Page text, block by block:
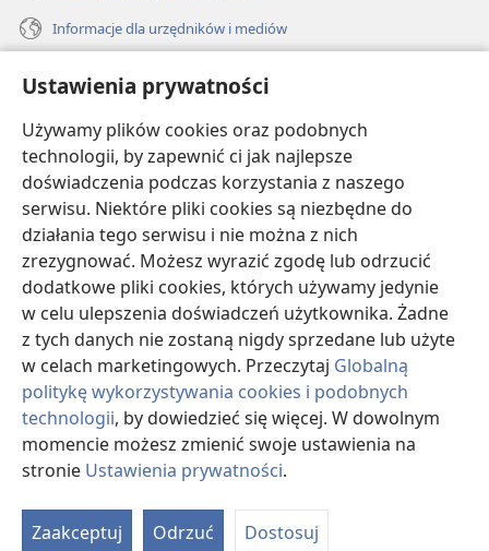
Ustawienia prywatności
Używamy plików cookies oraz podobnych
technologii, by zapewnić ci jak najlepsze
doświadczenia podczas korzystania z naszego
serwisu. Niektóre pliki cookies są niezbędne do
działania tego serwisu i nie można z nich
zrezygnować. Możesz wyrazić zgodę lub odrzucić
dodatkowe pliki cookies, których używamy jedynie
w celu ulepszenia doświadczeń użytkownika. Żadne
z tych danych nie zostaną nigdy sprzedane lub użyte
w celach marketingowych. Przeczytaj Globalną
politykę wykorzystywania cookies i podobnych
technologii, by dowiedzieć się więcej. W dowolnym
momencie możesz zmienić swoje ustawienia na
stronie Ustawienia prywatności.
Zaakceptuj Odrzuć Dostosuj
Informacje dla urzędników i mediów
Darowizny
(opens
new
window)BIBLIOTEKA INTERNETOWA Strażnicy
(opens
new
window)JW Hub
(opens
new
window)JW Library
Watchtower Library
Copyright© 2026 Watch Tower Bible and Tract Society of Pennsylvania.
WARUNKI UŻYTKOWANIA| POLITYKA PRYWATNOŚCI
PRYWATNOŚCI